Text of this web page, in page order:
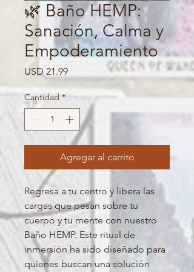
🌿 Baño HEMP:
Sanación, Calma y
Empoderamiento
USD 21.99Precio
Cantidad *
Agregar al carrito
Regresa a tu centro y libera las
cargas que pesan sobre tu
cuerpo y tu mente con nuestro
Baño HEMP. Este ritual de
inmersión ha sido diseñado para
quienes buscan una solución